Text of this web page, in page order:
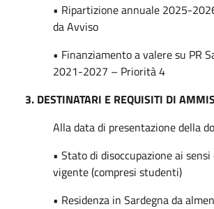
• Ripartizione annuale 2025-
da Avviso
• Finanziamento a valere su PR
2021-2027 – Priorità 4
3. DESTINATARI E REQUISITI DI
Alla data di presentazione della
• Stato di disoccupazione ai
vigente (compresi studenti)
• Residenza in Sardegna da